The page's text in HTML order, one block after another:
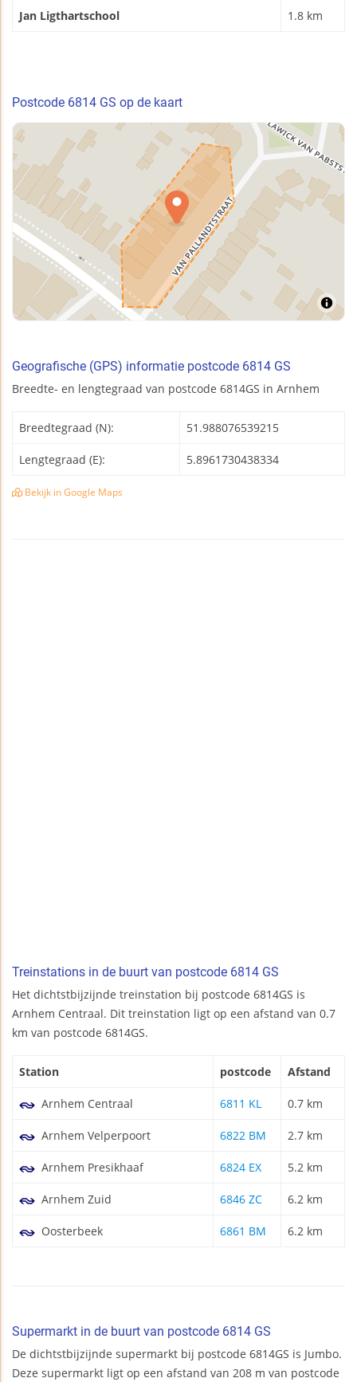
Jan Ligthartschool 1.8 km
Postcode 6814 GS op de kaart
Geografische (GPS) informatie postcode 6814 GS
Breedte- en lengtegraad van postcode 6814GS in Arnhem
Breedtegraad (N): 51.988076539215
Lengtegraad (E): 5.8961730438334
Bekijk in Google Maps
Treinstations in de buurt van postcode 6814 GS
Het dichtstbijzijnde treinstation bij postcode 6814GS is
Arnhem Centraal. Dit treinstation ligt op een afstand van 0.7
km van postcode 6814GS.
Station postcode Afstand
Arnhem Centraal 6811 KL 0.7 km
Arnhem Velperpoort 6822 BM 2.7 km
Arnhem Presikhaaf 6824 EX 5.2 km
Arnhem Zuid 6846 ZC 6.2 km
Oosterbeek 6861 BM 6.2 km
Supermarkt in de buurt van postcode 6814 GS
De dichtstbijzijnde supermarkt bij postcode 6814GS is Jumbo.
Deze supermarkt ligt op een afstand van 208 m van postcode